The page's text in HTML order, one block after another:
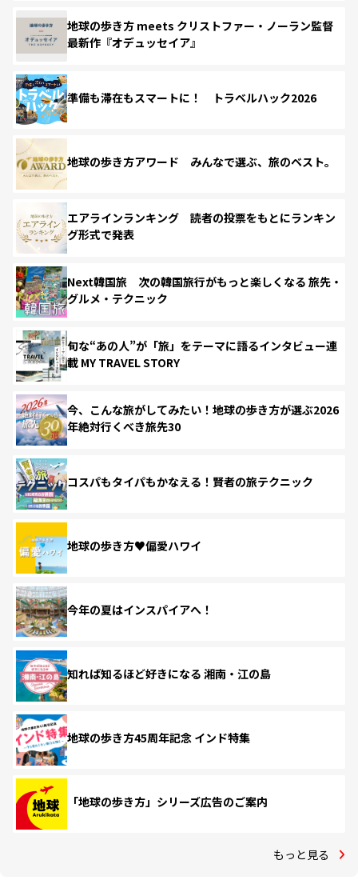
地球の歩き方 meets クリストファー・ノーラン監督
最新作『オデュッセイア』
準備も滞在もスマートに！ トラベルハック2026
地球の歩き方アワード みんなで選ぶ、旅のベスト。
エアラインランキング 読者の投票をもとにランキン
グ形式で発表
Next韓国旅 次の韓国旅行がもっと楽しくなる 旅先・
グルメ・テクニック
旬な“あの人”が「旅」をテーマに語るインタビュー連
載 MY TRAVEL STORY
今、こんな旅がしてみたい！地球の歩き方が選ぶ2026
年絶対行くべき旅先30
コスパもタイパもかなえる！賢者の旅テクニック
地球の歩き方♥偏愛ハワイ
今年の夏はインスパイアへ！
知れば知るほど好きになる 湘南・江の島
地球の歩き方45周年記念 インド特集
「地球の歩き方」シリーズ広告のご案内
もっと見る